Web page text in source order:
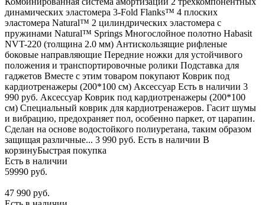
динамических эластомера 3-Fold Flanks™ 4 плоских
эластомера Natural™ 2 цилиндрических эластомера с
пружинами Natural™ Springs Многослойное полотно Habasit
NVT-220 (толщина 2.0 мм) Антискользящие рифленые
боковые направляющие Передние ножки для устойчивого
положения и транспортировочные ролики Подставка для
гаджетов Вместе с этим товаром покупают Коврик под
кардиотренажеры (200*100 см) Аксессуар Есть в наличии 3
990 руб. Аксессуар Коврик под кардиотренажеры (200*100
см) Специальный коврик для кардиотренажеров. Гасит шумы
и вибрацию, предохраняет пол, особенно паркет, от царапин.
Сделан на основе водостойкого полиуретана, таким образом
защищая различные... 3 990 руб. Есть в наличии В
корзинуБыстрая покупка
Есть в наличии
59990 руб.
47 990 руб.